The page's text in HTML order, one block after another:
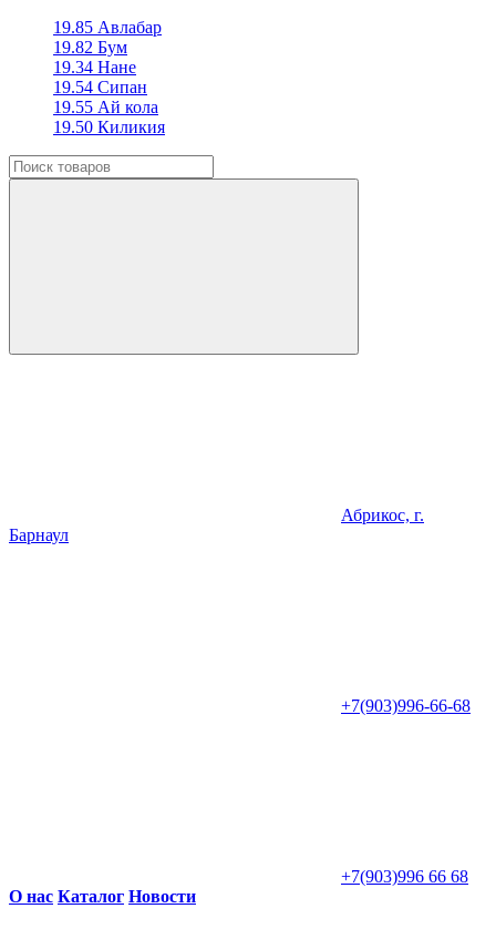
19.85 Авлабар
19.82 Бум
19.34 Нане
19.54 Сипан
19.55 Ай кола
19.50 Киликия
Абрикос, г.
Барнаул
+7(903)996-66-68
+7(903)996 66 68
О нас Каталог Новости